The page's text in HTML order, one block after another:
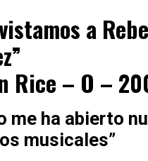
a
Rice – O –
me ha abierto
musicales”